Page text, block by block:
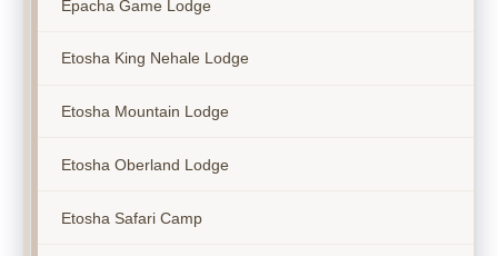
Epacha Game Lodge
Etosha King Nehale Lodge
Etosha Mountain Lodge
Etosha Oberland Lodge
Etosha Safari Camp